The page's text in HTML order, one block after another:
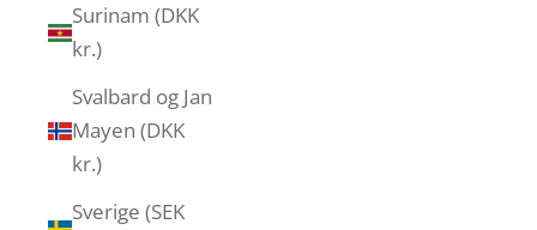
Surinam (DKK
kr.)
Svalbard og Jan
Mayen (DKK
kr.)
Sverige (SEK